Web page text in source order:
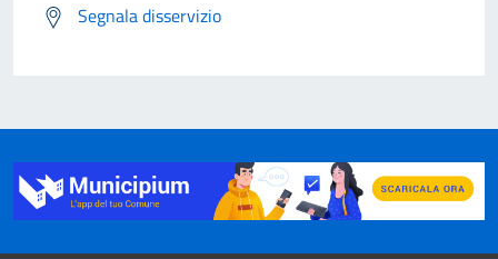
Segnala disservizio